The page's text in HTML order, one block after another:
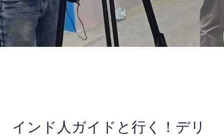
インド人ガイドと行く！デリ